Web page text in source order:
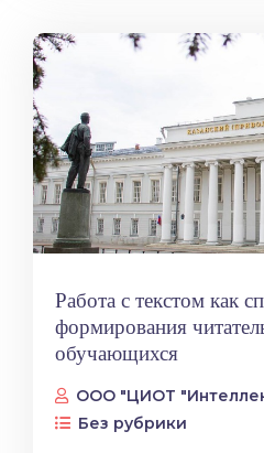
Работа с текстом как
формирования
обучающихся
ООО "ЦИОТ
Без рубрики